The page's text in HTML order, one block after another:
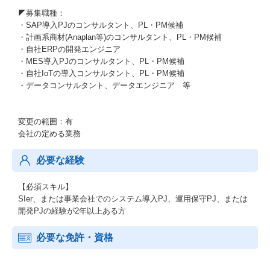
◤募集職種：
・SAP導⼊PJのコンサルタント、PL・PM候補
・計画系商材(Anaplan等)のコンサルタント、PL・PM候補
・自社ERPの開発エンジニア
・MES導入PJのコンサルタント、PL・PM候補
・自社IoTの導入コンサルタント、PL・PM候補
・データコンサルタント、データエンジニア 等
変更の範囲：有
会社の定める業務
必要な経験
【必須スキル】
SIer、または事業会社でのシステム導入PJ、運用保守PJ、または
開発PJの経験が2年以上ある方
必要な免許・資格